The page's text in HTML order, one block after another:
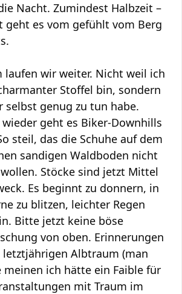
Nacht. Zumindest Halbzeit –
geht es vom gefühlt vom Berg
laufen wir weiter. Nicht weil ich
Stoffel bin, sondern
selbst genug zu tun habe.
geht es Biker-Downhills
steil, das die Schuhe auf dem
sandigen Waldboden nicht
Stöcke sind jetzt Mittel
Es beginnt zu donnern, in
zu blitzen, leichter Regen
Bitte jetzt keine böse
von oben. Erinnerungen
letztjährigen Albtraum (man
meinen ich hätte ein Faible für
mit Traum im